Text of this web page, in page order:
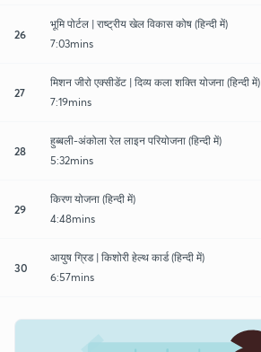
26
भूमि पोर्टल | राष्ट्रीय खेल विकास कोष (हिन्दी में)
7:03mins
27
मिशन जीरो एक्सीडेंट | दिव्य कला शक्ति योजना (हिन्दी में)
7:19mins
28
हुब्बली-अंकोला रेल लाइन परियोजना (हिन्दी में)
5:32mins
29
किरण योजना (हिन्दी में)
4:48mins
30
आयुष ग्रिड | किशोरी हेल्थ कार्ड (हिन्दी में)
6:57mins